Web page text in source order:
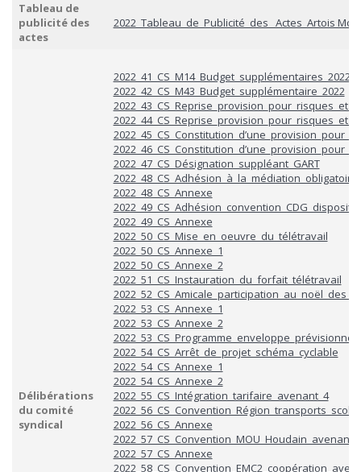
Tableau de
publicité des
actes
2022_Tableau_de_Publicité_des_ Actes_Artois
Délibérations
du comité
syndical
2022_41_CS_M14_Budget_supplémentaires_2022
2022_42_CS_M43_Budget_supplémentaire_2022
2022_47_CS_Désignation_suppléant_GART
2022_48_CS_Annexe
2022_49_CS_Annexe
2022_50_CS_Mise_en_oeuvre_du_télétravail
2022_50_CS_Annexe_1
2022_50_CS_Annexe_2
2022_51_CS_Instauration_du_forfait_télétravail
2022_53_CS_Annexe_1
2022_53_CS_Annexe_2
2022_54_CS_Arrêt_de_projet_schéma_cyclable
2022_54_CS_Annexe_1
2022_54_CS_Annexe_2
2022_55_CS_Intégration_tarifaire_avenant_4
2022_56_CS_Annexe
2022_57_CS_Annexe